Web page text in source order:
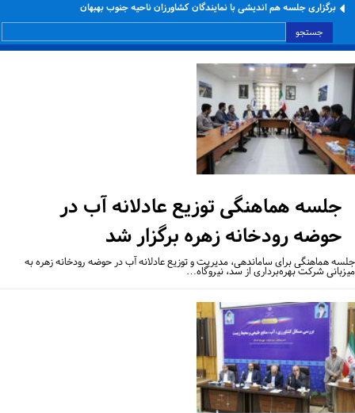
برگزاری جلسه هم اندیشی با نمایندگان کشاورزان ناحیه جنوب بهبهان
جستجو
جلسه هماهنگی توزیع عادلانه آب در
حوضه رودخانه زهره برگزار شد
هماهنگی برای ساماندهی، مدیریت و توزیع عادلانه آب در حوضه رودخانه زهره به
شرکت بهره‌برداری از سد، نیروگاه…